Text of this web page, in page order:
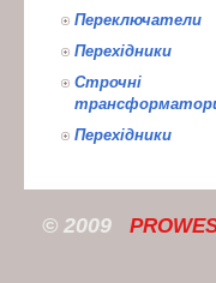
Переключатели
Перехідники
Строчні
Перехідники
© 2009